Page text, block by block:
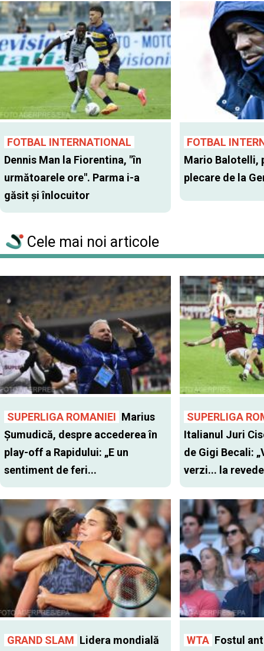
FOTBAL INTERNATIONAL
Dennis Man la Fiorentina, "în
următoarele ore". Parma i-a
găsit şi înlocuitor
FOTBAL
Mario Balotelli,
plecare de la
Cele mai noi articole
SUPERLIGA ROMANIEI Marius
Șumudică, despre accederea în
play-off a Rapidului: „E un
sentiment de feri...
SUPERLIGA
Italianul Juri
de Gigi Becali:
verzi... la
GRAND SLAM Lidera mondială WTA Fostul